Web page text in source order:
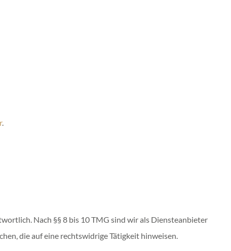
.
Nach §§ 8 bis 10 TMG sind wir als Diensteanbieter
die auf eine rechtswidrige Tätigkeit hinweisen.